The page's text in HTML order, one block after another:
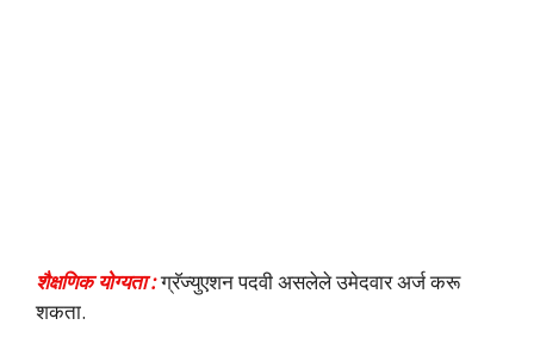
शैक्षणिक योग्यता :ग्रॅज्युएशन पदवी असलेले उमेदवार अर्ज करू
शकता.